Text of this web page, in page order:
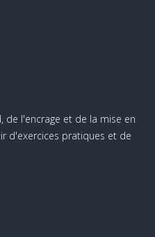
l'encrage et de la mise en
d'exercices pratiques et de